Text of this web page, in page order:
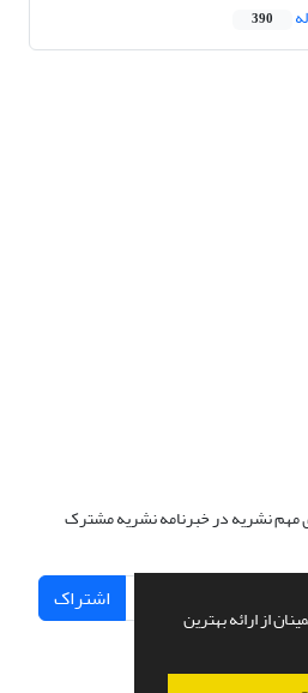
از ارائه بهترین
390
مهم نشریه در خبرنامه نشریه مشترک
اشتراک